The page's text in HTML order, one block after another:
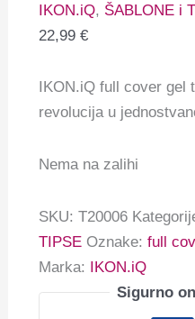
IKON.iQ, ŠABLONE i
22,99€
IKON.iQ full cover
revolucija u
Nema na zalihi
SKU:T20006
TIPSE Oznake:full
Marka: IKON.iQ
Sigurno